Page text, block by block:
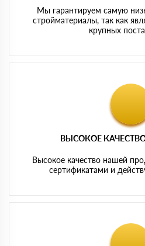
Мы гарантируем самую
стройматериалы, так как
крупных
ВЫСОКОЕ
Высокое качество нашей
сертификатами и